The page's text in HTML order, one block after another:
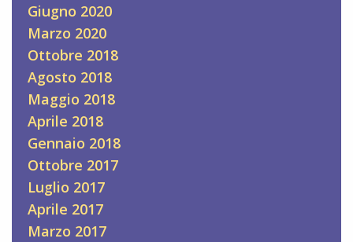
Giugno 2020
Marzo 2020
Ottobre 2018
Agosto 2018
Maggio 2018
Aprile 2018
Gennaio 2018
Ottobre 2017
Luglio 2017
Aprile 2017
Marzo 2017